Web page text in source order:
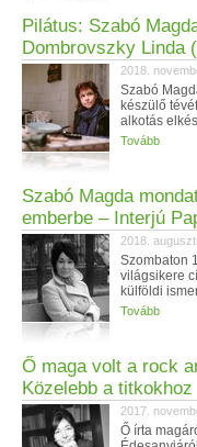
Pilátus: Szabó
Dombrovszky Linda
2018.
Szabó
készülő
alkotás
Tovább
Szabó Magda
emberbe – Interjú
2018.
Szombaton
világsikere
külföldi
Tovább
Ő maga volt a rock
Közelebb a titkokhoz
2017.
Ő írta